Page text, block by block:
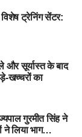
ट्रेनिंग सेंटर:
और सूर्यास्त के बाद
खच्चरों का
गुरमीत सिंह ने
ने लिया भाग…